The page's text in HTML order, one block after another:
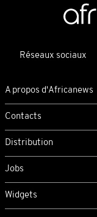
Réseaux sociaux
A propos d'Africanews
Contacts
Distribution
Jobs
Widgets